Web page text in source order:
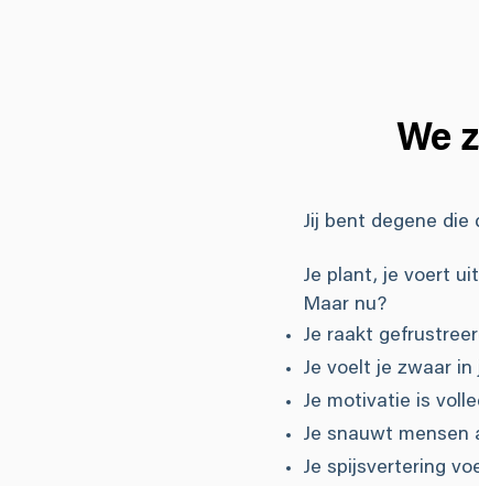
We
Jij bent degene die
Je plant, je voert
Maar nu?
Je raakt
Je voelt je zwaar
Je motivatie is
Je snauwt mensen
Je spijsvertering